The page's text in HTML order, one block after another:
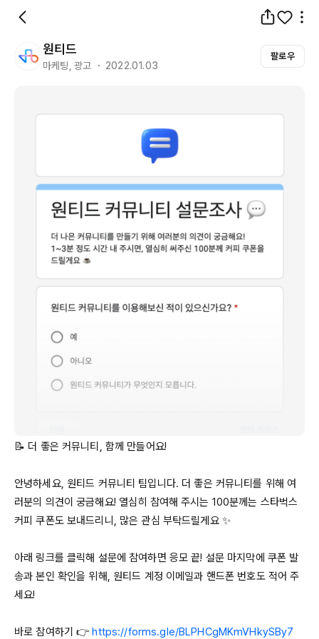
원티드
마케팅, 광고 ・ 2022.01.03
팔로우
📝 더 좋은 커뮤니티, 함께 만들어요!
안녕하세요, 원티드 커뮤니티 팀입니다. 더 좋은 커뮤니티를 위해 여
러분의 의견이 궁금해요! 열심히 참여해 주시는 100분께는 스타벅스
커피 쿠폰도 보내드리니, 많은 관심 부탁드릴게요 ✨
아래 링크를 클릭해 설문에 참여하면 응모 끝! 설문 마지막에 쿠폰 발
송과 본인 확인을 위해, 원티드 계정 이메일과 핸드폰 번호도 적어 주
세요!
바로 참여하기 👉 https://forms.gle/BLPHCgMKmVHkySBy7